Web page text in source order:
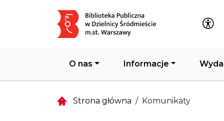
O nas Informacje
Strona główna Komunikaty